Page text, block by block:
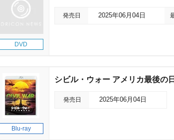
DVD
発売日 2025年06月04日
Blu-ray
シビル・ウォー アメリカ最後の
発売日 2025年06月04日